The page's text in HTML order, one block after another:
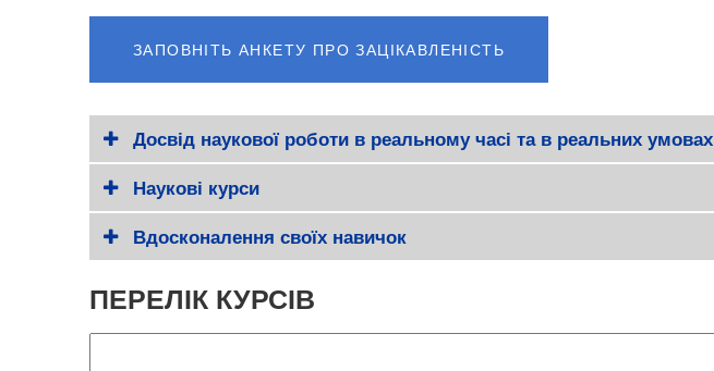
ЗАПОВНІТЬ АНКЕТУ ПРО ЗАЦІКАВЛЕНІСТЬ
Досвід наукової роботи в реальному часі та в реальних умовах
Наукові курси
Вдосконалення своїх навичок
ПЕРЕЛІК КУРСІВ